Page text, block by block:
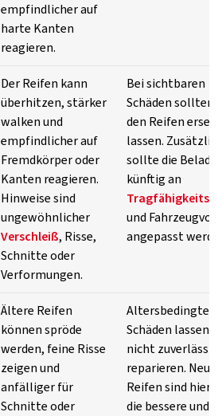
empfindlicher auf
harte Kanten
reagieren.
Der Reifen kann
überhitzen, stärker
walken und
empfindlicher auf
Fremdkörper oder
Kanten reagieren.
Hinweise sind
ungewöhnlicher
Verschleiß, Risse,
Schnitte oder
Verformungen.
Bei sichtbaren
Schäden sollten
den Reifen
lassen.
sollte die
künftig an
und
angepasst
Ältere Reifen
können spröde
werden, feine Risse
zeigen und
anfälliger für
Schnitte oder
Altersbedingte
Schäden lassen
nicht zuverlässig
reparieren. Neue
Reifen sind hier
die bessere und